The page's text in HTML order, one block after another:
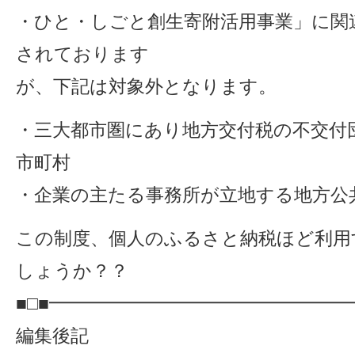
・ひと・しごと創生寄附活用事業」に
されております
が、下記は対象外となります。
・三大都市圏にあり地方交付税の不交
市町村
・企業の主たる事務所が立地する地方
この制度、個人のふるさと納税ほど利
しょうか？？
編集後記